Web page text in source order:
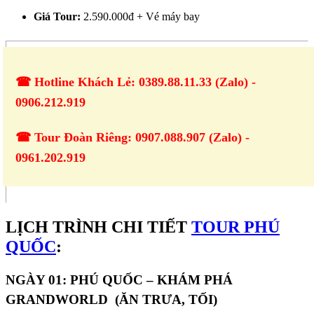
Giá Tour: 2.590.000đ + Vé máy bay
☎ Hotline Khách Lẻ: 0389.88.11.33 (Zalo) -
0906.212.919
☎ Tour Đoàn Riêng: 0907.088.907 (Zalo) -
0961.202.919
LỊCH TRÌNH CHI TIẾT TOUR PHÚ
QUỐC:
NGÀY 01: PHÚ QUỐC – KHÁM PHÁ
GRANDWORLD (ĂN TRƯA, TỐI)